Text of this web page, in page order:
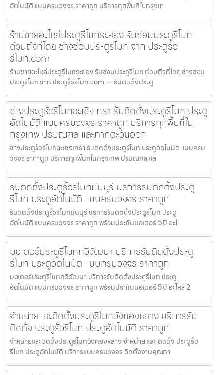
อัตโนมัติ แบบครบวงจร ราคาถูก บริการทุกพื้นที่ในกรุงเท
ร้านขายอะไหล่ประตูรีโมทระยอง รับซ่อมประตูรีโมท
ด่วนถึงที่โดย ช่างซ่อมประตูรีโมท จาก ประตูรั้ว
รีโมท.com
ร้านขายอะไหล่ประตูรีโมทระยอง รับซ่อมประตูรีโมท ด่วนถึงที่โดย ช่างซ่อม
ประตูรีโมท จาก ประตูรั้วรีโมท.com — รับติดตั้งประตู
ช่างประตูรั้วรีโมทฉะเชิงเทรา รับติดตั้งประตูรีโมท ประตู
อัตโนมัติ แบบครบวงจร ราคาถูก บริการทุกพื้นที่ใน
กรุงเทพ ปริมณฑล และภาคตะวันออก
ช่างประตูรั้วรีโมทฉะเชิงเทรา รับติดตั้งประตูรีโมท ประตูอัตโนมัติ แบบครบ
วงจร ราคาถูก บริการทุกพื้นที่ในกรุงเทพ ปริมณฑล แล
รับติดตั้งประตูรั้วรีโมทมีนบุรี บริการรับติดตั้งประตู
รีโมท ประตูอัตโนมัติ แบบครบวงจร ราคาถูก
รับติดตั้งประตูรั้วรีโมทมีนบุรี บริการรับติดตั้งประตูรีโมท ประตู
อัตโนมัติ แบบครบวงจร ราคาถูก พร้อมประกันมอเตอร์ 5 ปี อะไ
มอเตอร์ประตูรีโมททวีวัฒนา บริการรับติดตั้งประตู
รีโมท ประตูอัตโนมัติ แบบครบวงจร ราคาถูก
มอเตอร์ประตูรีโมททวีวัฒนา บริการรับติดตั้งประตูรีโมท ประตู
อัตโนมัติ แบบครบวงจร ราคาถูก พร้อมประกันมอเตอร์ 5 ปี อะไหล่ 2
จำหน่ายและติดตั้งประตูรีโมทวังทองหลาง บริการรับ
ติดตั้ง ประตูรั้วรีโมท ประตูอัตโนมัติ ราคาถูก
จำหน่ายและติดตั้งประตูรีโมทวังทองหลาง จำหน่าย และ ติดตั้ง ประตูรั้ว
รีโมท ประตูอัตโนมัติ บริการแบบครบวงจร ติดตั้งงานคุณภา